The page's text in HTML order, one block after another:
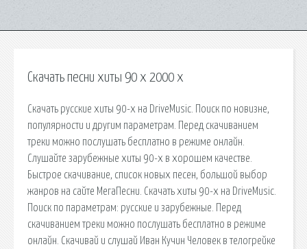
Скачать песни хиты 90 х 2000 х
Скачать русские хиты 90-х на DriveMusic. Поиск по новизне,
популярности и другим параметрам. Перед скачиванием
треки можно послушать бесплатно в режиме онлайн.
Слушайте зарубежные хиты 90-х в хорошем качестве.
Быстрое скачивание, список новых песен, большой выбор
жанров на сайте МегаПесни. Скачать хиты 90-х на DriveMusic.
Поиск по параметрам: русские и зарубежные. Перед
скачиванием треки можно послушать бесплатно в режиме
онлайн. Скачивай и слушай Иван Кучин Человек в телогрейке